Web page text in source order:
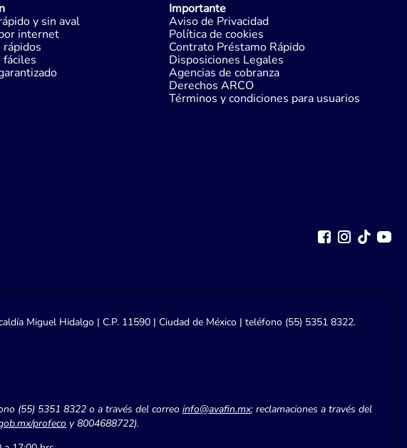
y sin aval
internet
fáciles
Importante
Aviso de Privacidad
Política de cookies
Contrato Préstamo Rápido
Disposiciones Legales
Agencias de cobranza
Derechos ARCO
Términos y condiciones para usuarios
Miguel Hidalgo | C.P. 11590 | Ciudad de México | teléfono (55) 5351 8322.
(55) 5351 8322 o a través del correo info@avafin.mx; reclamaciones a través del
profeco y 8004688722).